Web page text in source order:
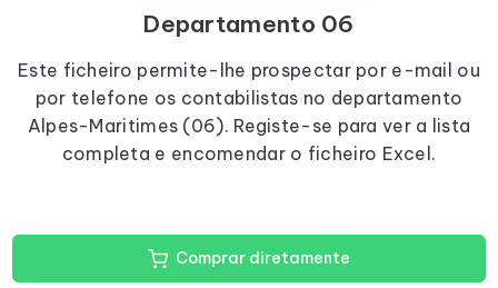
Departamento 06
Este ficheiro permite-lhe prospectar por e-mail ou
por telefone os contabilistas no departamento
Alpes-Maritimes (06). Registe-se para ver a lista
completa e encomendar o ficheiro Excel.
Comprar diretamente